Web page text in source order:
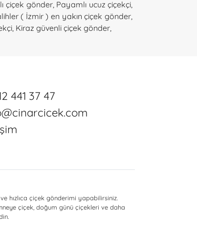
çiçek gönder, Payamlı ucuz çiçekçi,
( İzmir ) en yakın çiçek gönder,
, Kiraz güvenli çiçek gönder,
441 37 47
hızlıca çiçek gönderimi yapabilirsiniz.
çiçek, doğum günü çiçekleri ve daha